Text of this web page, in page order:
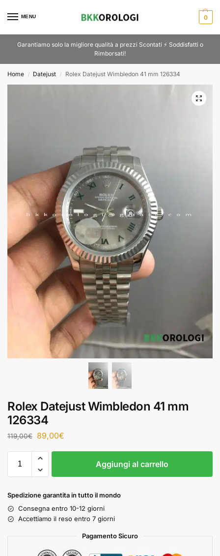
MENU 0
Garantiamo solo la migliore qualità a prezzi Scontati ⚡ Soddisfatti o
Rimborsati!
Home / Datejust / Rolex Datejust Wimbledon 41 mm 126334
Rolex Datejust Wimbledon 41 mm
126334
119,00€ 89,00€
Aggiungi al carrello
Spedizione garantita in tutto il mondo
Consegna entro 10-12 giorni
Accettiamo il reso entro 7 giorni
Pagamento Sicuro